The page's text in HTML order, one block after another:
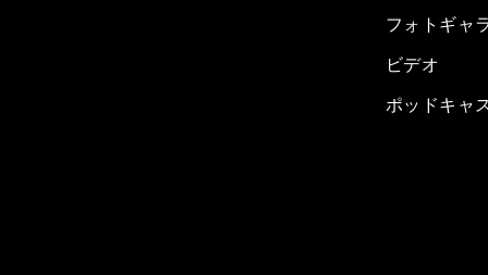
フォトギャ
ビデオ
ポッドキャ